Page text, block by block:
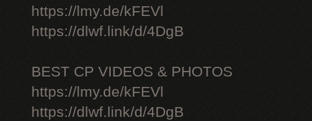
https://lmy.de/kFEVl
https://dlwf.link/d/4DgB
BEST CP VIDEOS & PHOTOS
https://lmy.de/kFEVl
https://dlwf.link/d/4DgB